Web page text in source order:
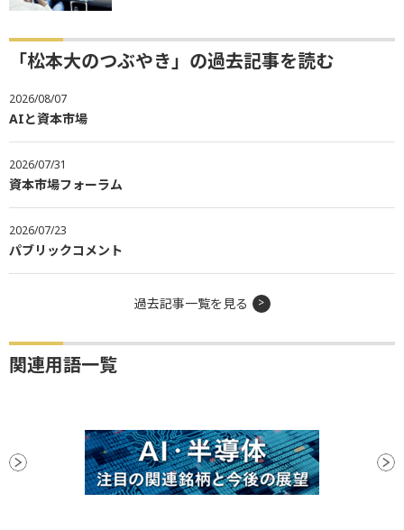
「松本大のつぶやき」の過去記事を読む
2026/08/07
AIと資本市場
2026/07/31
資本市場フォーラム
2026/07/23
パブリックコメント
過去記事一覧を見る
関連用語一覧